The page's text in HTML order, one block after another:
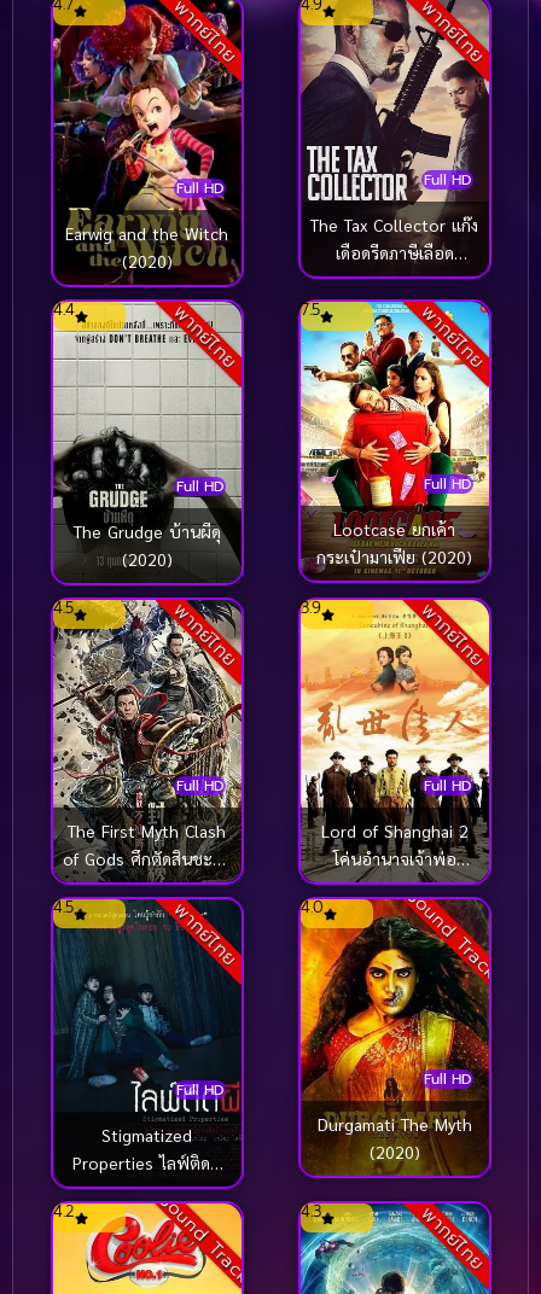
พากย์ไทย
Full HD
Earwig and the Witch
(2020)
พากย์ไทย
Full HD
The Tax Collector แก๊ง
เดือดรีดภาษีเลือด
(2020)
พากย์ไทย
Full HD
4.4
The Grudge บ้านผีดุ
(2020)
พากย์ไทย
Full HD
7.5
Lootcase ยกเค้า
กระเป๋ามาเฟีย (2020)
พากย์ไทย
Full HD
4.5
The First Myth Clash
of Gods ศึกตัดสินชะตา
หมื่นเซียน (2020)
พากย์ไทย
Full HD
3.9
Lord of Shanghai 2
โค่นอำนาจเจ้าพ่อ
อหังการ ภาค 2 (2020)
พากย์ไทย
Full HD
4.5
Stigmatized
Properties ไลฟ์ติดผี
(2020)
Sound Track
Full HD
4.0
Durgamati The Myth
(2020)
Sound Track
4.2 พากย์ไทย
4.3